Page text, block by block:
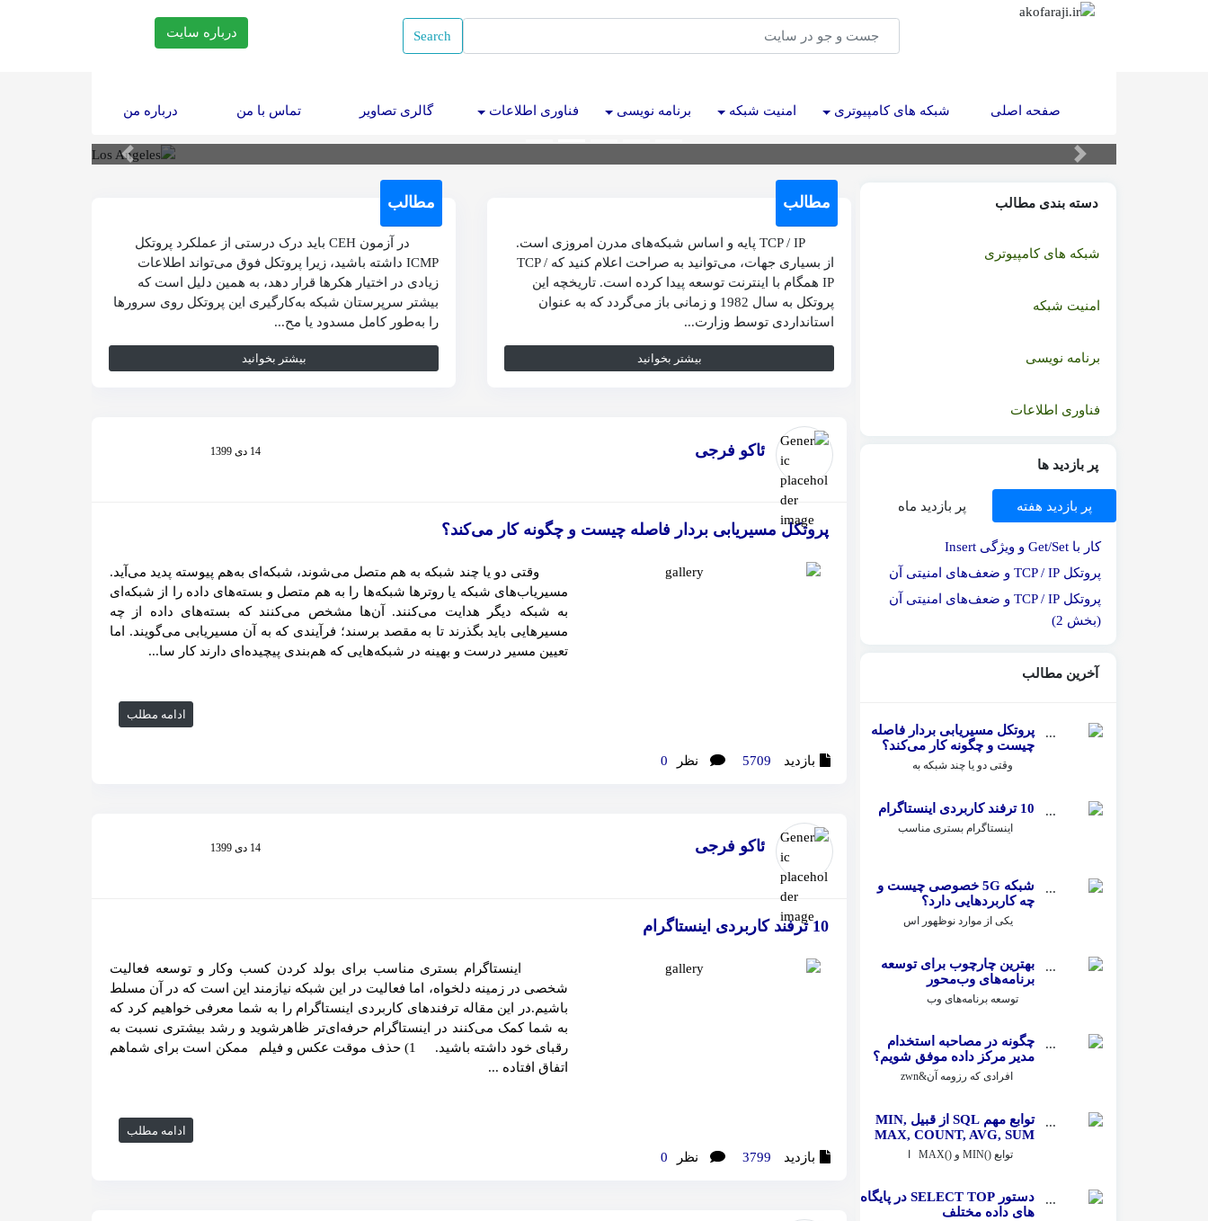
Search درباره سایت
صفحه اصلی شبکه های کامپیوتری امنیت شبکه برنامه نویسی فناوری اطلاعات گالری تصاویر تماس با من
(current) درباره من
(current) بیشترین زمان برنامه نویسان تازه استخدام شده در شرکت جدید صرف درک کردن کد سایر برنامه نویسان شرکت می شود
دسته بندی مطالب
شبکه های کامپیوتری
امنیت شبکه
برنامه نویسی
فناوری اطلاعات
پر بازدید ها
پر بازدید هفته پر بازدید ماه
کار با Get/Set و ویژگی Insert
پروتکل TCP / IP و ضعف‌های امنیتی آن
پروتکل TCP / IP و ضعف‌های امنیتی آن
(بخش 2)
آخرین مطالب
پروتکل مسیریابی بردار فاصله
چیست و چگونه کار می‌کند؟
وقتی دو یا چند شبکه به
10 ترفند کاربردی اینستاگرام
اینستاگرام بستری مناسب
شبکه 5G خصوصی چیست و
چه کاربردهایی دارد؟
یکی از موارد نوظهور اس
بهترین چارچوب برای توسعه
برنامه‌های وب‌محور
توسعه برنامه‌های وب‌
چگونه در مصاحبه استخدام
مدیر مرکز داده موفق شویم؟
افرادی که رزومه آن&zwn
توابع مهم SQL از قبیل MIN,
MAX, COUNT, AVG, SUM
توابع ()MIN و ()MAX ا
دستور SELECT TOP در پایگاه
های داده مختلف
مطالب
TCP / IP پایه و اساس شبکه‌های مدرن امروزی است.
از بسیاری جهات، می‌توانید به صراحت اعلام کنید که TCP /
IP همگام با اینترنت توسعه پیدا کرده است. تاریخچه این
پروتکل به سال 1982 و زمانی باز می‌گردد که به عنوان
استانداردی توسط وزارت...
بیشتر بخوانید
مطالب
در آزمون CEH باید درک درستی از عملکرد پروتکل
ICMP داشته باشید، زیرا پروتکل فوق می‌تواند اطلاعات
زیادی در اختیار هکرها قرار دهد، به همین دلیل است که
بیشتر سرپرستان شبکه به‌کارگیری این پروتکل روی سرورها
را به‌طور کامل مسدود یا مح...
بیشتر بخوانید
ئاکو فرجی 14 دی 1399
پروتکل مسیریابی بردار فاصله چیست و چگونه کار می‌کند؟
بازدید 5709 نظر 0
وقتی دو یا چند شبکه به هم متصل می‌شوند، شبکه‌ای به‌هم پیوسته پدید می‌آید.
مسیریاب‌های شبکه یا روترها شبکه‌ها را به هم متصل و بسته‌های داده را از شبکه‌ای
به شبکه دیگر هدایت می‌کنند. آن‌ها مشخص می‌کنند که بسته‌های داده از چه
مسیرهایی باید بگذرند تا به مقصد برسند؛ فرآیندی که به آن مسیریابی می‌گویند. اما
تعیین مسیر درست و بهینه در شبکه‌هایی که هم‌بندی پیچیده‌ای دارند کار سا...
ادامه مطلب
ئاکو فرجی 14 دی 1399
10 ترفند کاربردی اینستاگرام
بازدید 3799 نظر 0
اینستاگرام بستری مناسب برای بولد کردن کسب وکار و توسعه فعالیت
شخصی در زمینه دلخواه،‌ اما فعالیت در این شبکه نیازمند این است که در آن مسلط
باشیم.در این مقاله ترفندهای کاربردی اینستاگرام را به شما معرفی خواهیم کرد که
به شما کمک می‌کنند در اینستاگرام حرفه‌ای‌تر ظاهرشوید و رشد بیشتری نسبت به
رقبای خود داشته باشید. 1) حذف موقت عکس و فیلم ممکن است برای شماهم
اتفاق افتاده ...
ادامه مطلب